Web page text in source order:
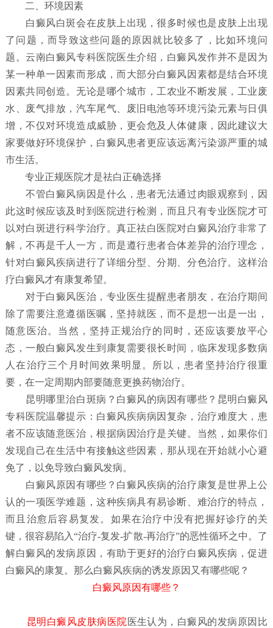
二、环境因素
白癜风白斑会在皮肤上出现，很多时候也是皮肤上出现
了问题，而导致这些问题的原因就比较多了，比如环境问
题。云南白癜风专科医院医生介绍，白癜风发作并不是因为
某一种单一因素而形成，而大部分白癜风因素都是结合环境
因素共同创造。无论是哪个城市，工农业不断发展，工业废
水、废气排放，汽车尾气、废旧电池等环境污染元素与日俱
增，不仅对环境造成威胁，更会危及人体健康，因此建议大
家要做好环境保护，白癜风患者更应该远离污染源严重的城
市生活。
专业正规医院才是祛白正确选择
不管白癜风病因是什么，患者无法通过肉眼观察到，因
此这时候应该及时到医院进行检测，而且只有专业医院才可
以对白斑进行科学治疗。真正祛白医院对白癜风治疗非常了
解，不再是千人一方，而是遵行患者合体差异的治疗理念，
针对白癜风疾病进行了详细分型、分期、分色治疗。这样治
疗白癜风才有康复希望。
对于白癜风医治，专业医生提醒患者朋友，在治疗期间
除了需要注意遵循医嘱，坚持就医，而不是想一出是一出，
随意医治。当然，坚持正规治疗的同时，还应该要放平心
态，一般白癜风发生到康复需要很长时间，临床发现多数病
人在治疗三个月时间效果明显。所以，患者坚持治疗很重
要，在一定周期内部要随意更换药物治疗。
昆明哪里治白斑病？白癜风的病因有哪些？昆明白癜风
专科医院温馨提示：白癜风疾病病因复杂，治疗难度大，患
者不应该随意医治，根据病因治疗是关键。当然，如果你们
发现自己在生活中有接触这些因素，那从现在开始就小心避
免了，以免导致白癜风发病。
白癜风原因有哪些？ 白癜风疾病的治疗康复是世界上公
认的一项医学难题，这种疾病具有易诊断、难治疗的特点，
而且治愈后容易复发。如果在治疗中没有把握好诊疗的关
键，很容易陷入“治疗-复发-扩散-再治疗”的恶性循环之中。了
解白癜风的发病原因，有助于更好的治疗白癜风疾病，促进
白癜风的康复。那么白癜风疾病的诱发原因又有哪些呢？
白癜风原因有哪些？
昆明白癜风皮肤病医院 医生认为，白癜风的发病原因比